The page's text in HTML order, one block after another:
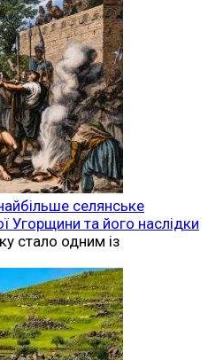
селянське
Угорщини та його наслідки
стало одним із